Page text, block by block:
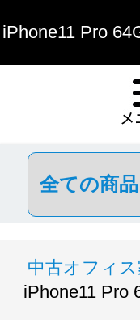
iPhone11 Pro
中古オフィ
iPhone11 Pro